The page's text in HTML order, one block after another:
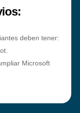
deben tener:
Microsoft